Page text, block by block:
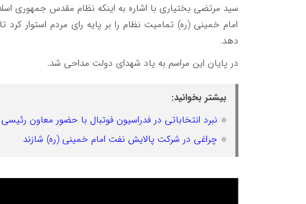
سید مرتضی بختیاری با اشاره به اینکه نظام مقدس جمهوری
امام خمینی (ره) تمامیت نظام را بر پایه رای مردم استوار
دهد.
در پایان این مراسم به یاد شهدای دولت مداحی شد.
بیشتر بخوانید:
نبرد انتخاباتی در فدراسیون فوتبال با حضور معاون
چراغی در شرکت پالایش نفت امام خمینی (ره) شازند